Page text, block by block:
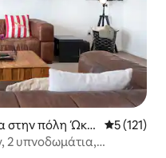
στην πόλη Ώκλ
Μέση
5 (121)
2 υπνοδωμάτια,